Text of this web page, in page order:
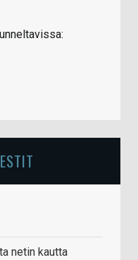
netin kautta